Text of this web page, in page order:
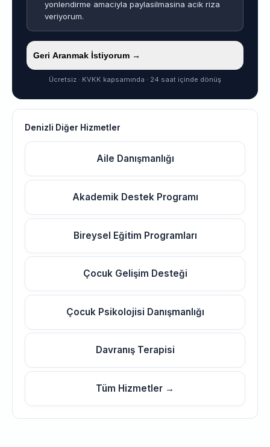
yonlendirme amaciyla paylasilmasina acik riza
veriyorum.
Geri Aranmak İstiyorum →
Ücretsiz · KVKK kapsamında · 24 saat içinde dönüş
Denizli Diğer Hizmetler
Aile Danışmanlığı
Akademik Destek Programı
Bireysel Eğitim Programları
Çocuk Gelişim Desteği
Çocuk Psikolojisi Danışmanlığı
Davranış Terapisi
Tüm Hizmetler →